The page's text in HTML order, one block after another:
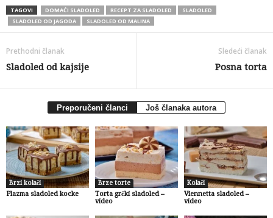
TAGOVI DOMAĆI SLADOLED RECEPT ZA SLADOLED
SLADOLED
SLADOLED OD JAGODA
SLADOLED OD MALINA
Prethodni članak
Sladoled od kajsije
Sledeći članak
Posna torta
Preporučeni članci Još članaka autora
Brzi kolači
Plazma sladoled kocke
Brze torte
Torta grčki sladoled –
video
Kolači
Viennetta sladoled –
video